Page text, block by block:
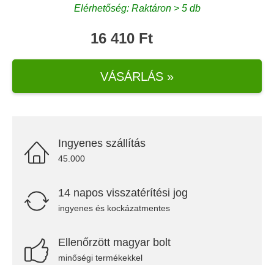
Elérhetőség: Raktáron > 5 db
16 410 Ft
VÁSÁRLÁS »
Ingyenes szállítás
45.000
14 napos visszatérítési jog
ingyenes és kockázatmentes
Ellenőrzött magyar bolt
minőségi termékekkel